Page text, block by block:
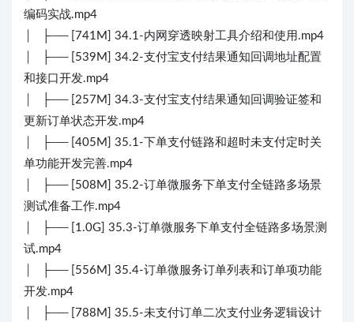
编码实战.mp4
│ ├── [741M] 34.1-内网穿透映射工具介绍和使用.mp4
│ ├── [539M] 34.2-支付宝支付结果通知回调地址配置
和接口开发.mp4
│ ├── [257M] 34.3-支付宝支付结果通知回调验证签和
更新订单状态开发.mp4
│ ├── [405M] 35.1-下单支付链路和超时未支付定时关
单功能开发完善.mp4
│ ├── [508M] 35.2-订单微服务下单支付全链路多场景
测试准备工作.mp4
│ ├── [1.0G] 35.3-订单微服务下单支付全链路多场景测
试.mp4
│ ├── [556M] 35.4-订单微服务订单列表和订单项功能
开发.mp4
│ ├── [788M] 35.5-未支付订单二次支付业务逻辑设计